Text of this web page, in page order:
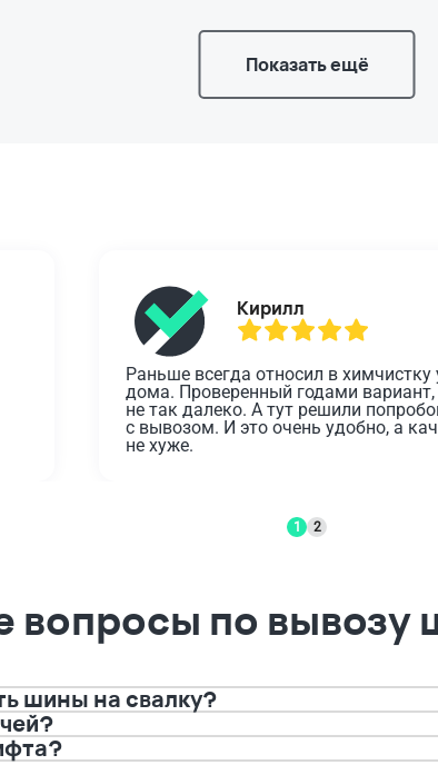
Показать ещё
Кирилл
Раньше всегда относил в химчистку
дома. Проверенный годами вариант,
не так далеко. А тут решили
с вывозом. И это очень удобно, а
не хуже.
1 2
вопросы по вывозу
шины на свалку?